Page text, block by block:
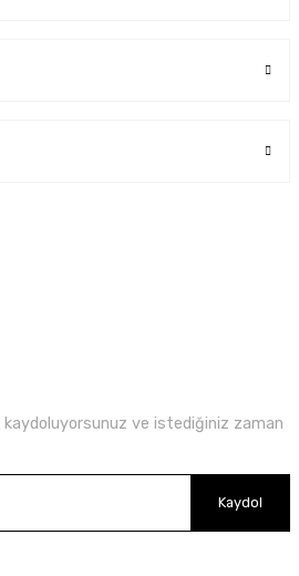
kaydoluyorsunuz ve istediğiniz zaman
Kaydol